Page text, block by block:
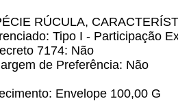
RÚCULA,
Tipo I - Participação
7174: Não
de Preferência: Não
Envelope 100,00 G